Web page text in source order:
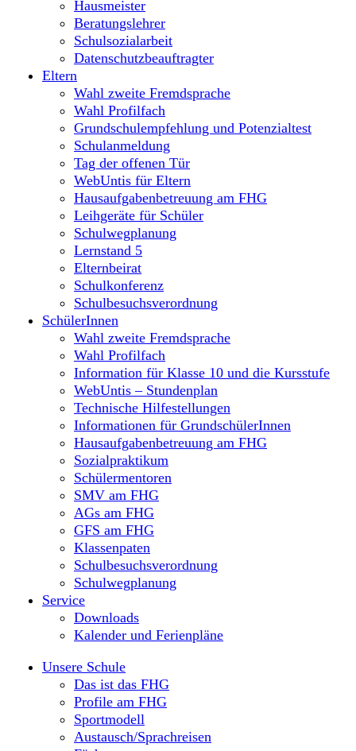
Hausmeister
Beratungslehrer
Schulsozialarbeit
Datenschutzbeauftragter
Eltern
Wahl zweite Fremdsprache
Wahl Profilfach
Grundschulempfehlung und Potenzialtest
Schulanmeldung
Tag der offenen Tür
WebUntis für Eltern
Hausaufgabenbetreuung am FHG
Leihgeräte für Schüler
Schulwegplanung
Lernstand 5
Elternbeirat
Schulkonferenz
Schulbesuchsverordnung
SchülerInnen
Wahl zweite Fremdsprache
Wahl Profilfach
Information für Klasse 10 und die Kursstufe
WebUntis – Stundenplan
Technische Hilfestellungen
Informationen für GrundschülerInnen
Hausaufgabenbetreuung am FHG
Sozialpraktikum
Schülermentoren
SMV am FHG
AGs am FHG
GFS am FHG
Klassenpaten
Schulbesuchsverordnung
Schulwegplanung
Service
Downloads
Kalender und Ferienpläne
Unsere Schule
Das ist das FHG
Profile am FHG
Sportmodell
Austausch/Sprachreisen